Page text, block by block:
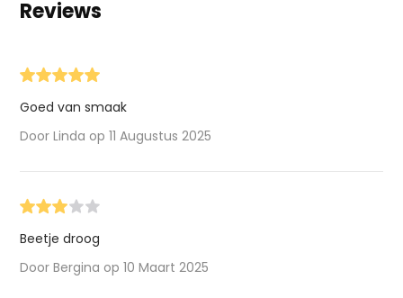
Reviews
Goed van smaak
Door Linda op 11 Augustus 2025
Beetje droog
Door Bergina op 10 Maart 2025